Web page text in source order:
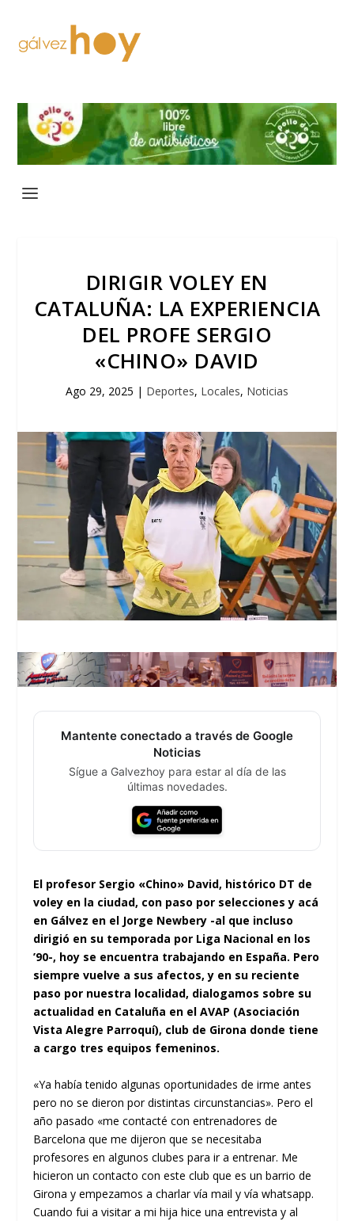
DIRIGIR VOLEY EN
CATALUÑA: LA EXPERIENCIA
DEL PROFE SERGIO
«CHINO» DAVID
Ago 29, 2025 | Deportes, Locales, Noticias
Mantente conectado a través de Google
Noticias
Sígue a Galvezhoy para estar al día de las
últimas novedades.
El profesor Sergio «Chino» David, histórico DT de
voley en la ciudad, con paso por selecciones y acá
en Gálvez en el Jorge Newbery -al que incluso
dirigió en su temporada por Liga Nacional en los
’90-, hoy se encuentra trabajando en España. Pero
siempre vuelve a sus afectos, y en su reciente
paso por nuestra localidad, dialogamos sobre su
actualidad en Cataluña en el AVAP (Asociación
Vista Alegre Parroquí), club de Girona donde tiene
a cargo tres equipos femeninos.
«Ya había tenido algunas oportunidades de irme antes
pero no se dieron por distintas circunstancias». Pero el
año pasado «me contacté con entrenadores de
Barcelona que me dijeron que se necesitaba
profesores en algunos clubes para ir a entrenar. Me
hicieron un contacto con este club que es un barrio de
Girona y empezamos a charlar vía mail y vía whatsapp.
Cuando fui a visitar a mi hija hice una entrevista y al